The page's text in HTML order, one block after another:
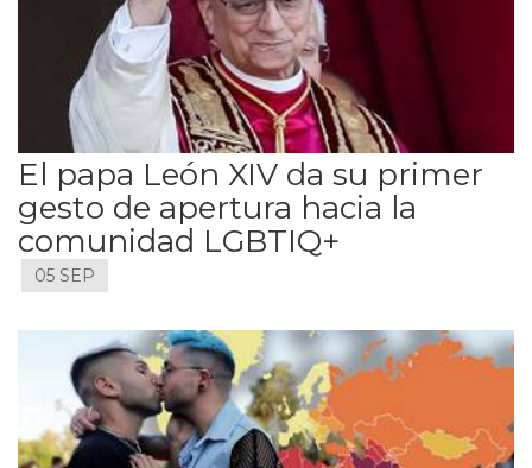
El papa León XIV da su primer
gesto de apertura hacia la
comunidad LGBTIQ+
05 SEP